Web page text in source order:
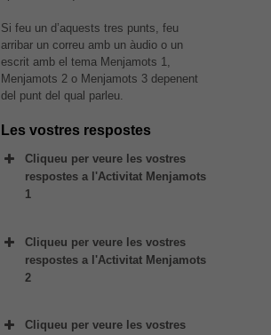
Si feu un d’aquests tres punts, feu
arribar un correu amb un àudio o un
escrit amb el tema Menjamots 1,
Menjamots 2 o Menjamots 3 depenent
del punt del qual parleu.
Les vostres respostes
Cliqueu per veure les vostres
respostes a l'Activitat Menjamots
1
Cliqueu per veure les vostres
respostes a l'Activitat Menjamots
2
Cliqueu per veure les vostres